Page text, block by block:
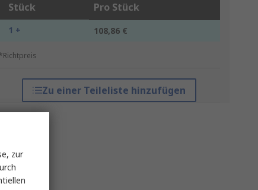
Stück Pro Stück
1 + 108,86 €
*Richtpreis
Zu einer Teileliste hinzufügen
zur